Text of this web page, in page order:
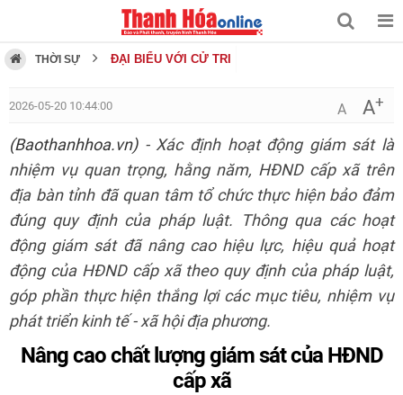
THỜI SỰ ĐẠI BIỂU VỚI CỬ TRI
2026-05-20 10:44:00 A A+
(Baothanhhoa.vn)- Xác định hoạt động giám sát là
nhiệm vụ quan trọng, hằng năm, HĐND cấp xã trên
địa bàn tỉnh đã quan tâm tổ chức thực hiện bảo đảm
đúng quy định của pháp luật. Thông qua các hoạt
động giám sát đã nâng cao hiệu lực, hiệu quả hoạt
động của HĐND cấp xã theo quy định của pháp luật,
góp phần thực hiện thắng lợi các mục tiêu, nhiệm vụ
phát triển kinh tế - xã hội địa phương.
Nâng cao chất lượng giám sát của HĐND
cấp xã